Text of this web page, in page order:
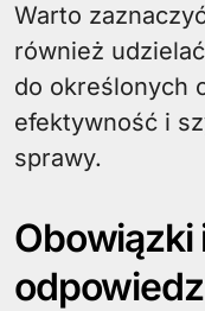
Warto
również
do określonych
efektywność i
sprawy.
Obowiązki